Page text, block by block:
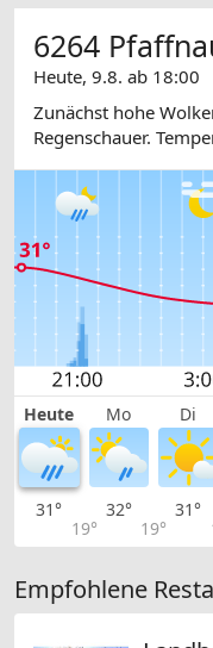
6264
Heute, 9.8. ab 18:00
Zunächst hohe
Regenschauer.
Heute Mo Di
31°
19°
32°
19°
31°
Empfohlene